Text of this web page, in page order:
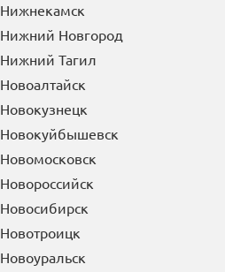
Нижнекамск
Нижний Новгород
Нижний Тагил
Новоалтайск
Новокузнецк
Новокуйбышевск
Новомосковск
Новороссийск
Новосибирск
Новотроицк
Новоуральск